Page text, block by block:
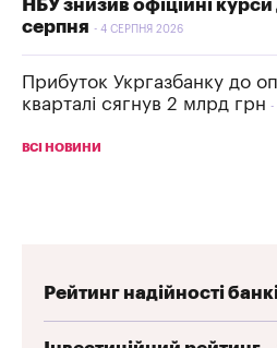
НБУ знизив офіційні
серпня
4 СЕРПНЯ 2026
Прибуток Укргазбанку до
кварталі сягнув 2 млрд грн
ВСІ НОВИНИ
Рейтинг надійності